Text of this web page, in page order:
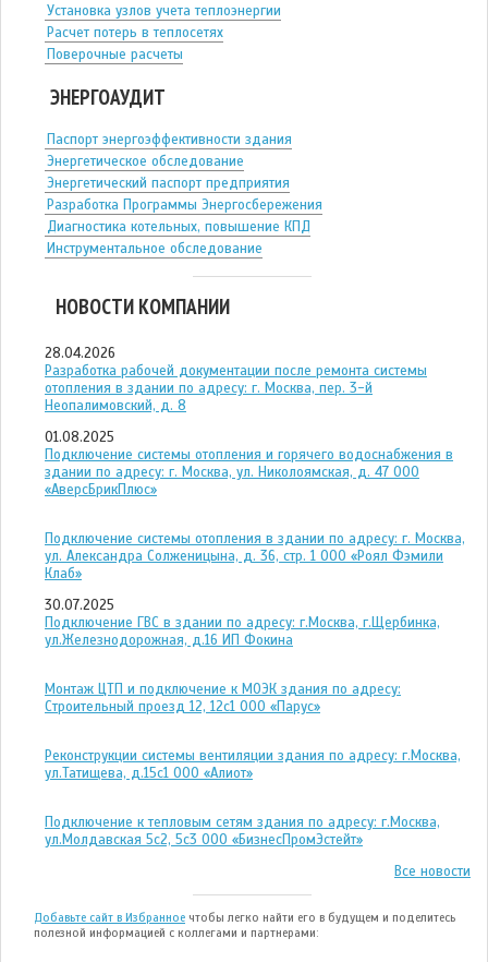
Установка узлов учета теплоэнергии
Расчет потерь в теплосетях
Поверочные расчеты
ЭНЕРГОАУДИТ
Паспорт энергоэффективности здания
Энергетическое обследование
Энергетический паспорт предприятия
Разработка Программы Энергосбережения
Диагностика котельных, повышение КПД
Инструментальное обследование
НОВОСТИ КОМПАНИИ
28.04.2026
Разработка рабочей документации после ремонта системы
отопления в здании по адресу: г. Москва, пер. 3-й
Неопалимовский, д. 8
01.08.2025
Подключение системы отопления и горячего водоснабжения в
здании по адресу: г. Москва, ул. Николоямская, д. 47 ООО
«АверсБрикПлюс»
Подключение системы отопления в здании по адресу: г. Москва,
ул. Александра Солженицына, д. 36, стр. 1 ООО «Роял Фэмили
Клаб»
30.07.2025
Подключение ГВС в здании по адресу: г.Москва, г.Щербинка,
ул.Железнодорожная, д.16 ИП Фокина
Монтаж ЦТП и подключение к МОЭК здания по адресу:
Строительный проезд 12, 12с1 ООО «Парус»
Реконструкции системы вентиляции здания по адресу: г.Москва,
ул.Татищева, д.15с1 ООО «Алиот»
Подключение к тепловым сетям здания по адресу: г.Москва,
ул.Молдавская 5с2, 5с3 ООО «БизнесПромЭстейт»
Все новости
Добавьте сайт в Избранное чтобы легко найти его в будущем и поделитесь
полезной информацией с коллегами и партнерами: